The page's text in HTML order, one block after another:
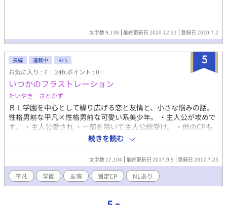
文字数 9,138 最終更新日 2020.12.21 登録日 2020.7.2
5
長編 連載中 R15
お気に入り : 7 24h.ポイント : 0
いつかのフラストレーション
たいやき さとかず
ＢＬ学園を中心として繰り広げる恋と友情と、小さな悩みの話。
性格男前な平凡×性格男前な可愛い系美少年。 ・主人公が攻めで
す。 ・主人公愛され ・一部を除いて主人公総受け。 ・他のCPも
存在します ・NLもあります。ご注意ください。 エブリスタさんで
も同時連載しております。
続きを読む
文字数 17,104 最終更新日 2017.9.9 登録日 2017.7.25
平凡 学園 友情 固定CP NLあり